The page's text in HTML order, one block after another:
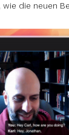
wie die neuen